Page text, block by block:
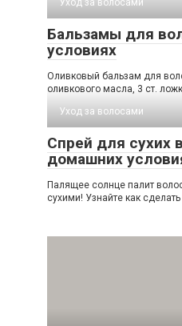
Уход за волосами
Бальзамы для
условиях
Оливковый бальзам для
оливкового масла, 3 ст.
Уход за волосами
Спрей для сухих
домашних
Палящее солнце палит
сухими! Узнайте как